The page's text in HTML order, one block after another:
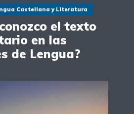
Castellana y Literatura
el texto
en las
de Lengua?